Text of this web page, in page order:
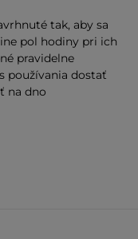
tak, aby sa
pol hodiny pri ich
pravidelne
používania dostať
na dno